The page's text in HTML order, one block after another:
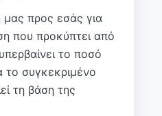
μας προς εσάς για
που προκύπτει από
το ποσό
συγκεκριμένο
τη βάση της